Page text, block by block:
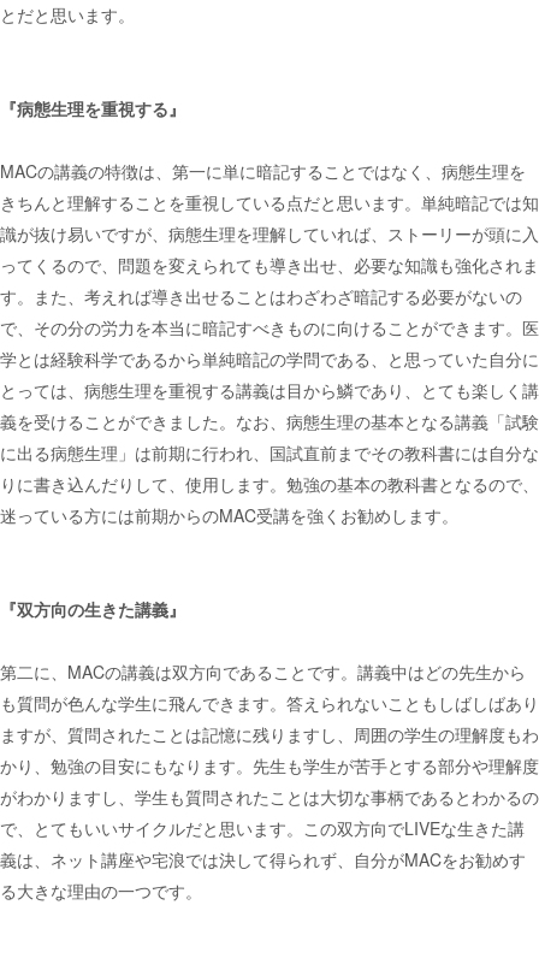
とだと思います。
『病態生理を重視する』
MACの講義の特徴は、第一に単に暗記することではなく、病態生理を
きちんと理解することを重視している点だと思います。単純暗記では知
識が抜け易いですが、病態生理を理解していれば、ストーリーが頭に入
ってくるので、問題を変えられても導き出せ、必要な知識も強化されま
す。また、考えれば導き出せることはわざわざ暗記する必要がないの
で、その分の労力を本当に暗記すべきものに向けることができます。医
学とは経験科学であるから単純暗記の学問である、と思っていた自分に
とっては、病態生理を重視する講義は目から鱗であり、とても楽しく講
義を受けることができました。なお、病態生理の基本となる講義「試験
に出る病態生理」は前期に行われ、国試直前までその教科書には自分な
りに書き込んだりして、使用します。勉強の基本の教科書となるので、
迷っている方には前期からのMAC受講を強くお勧めします。
『双方向の生きた講義』
第二に、MACの講義は双方向であることです。講義中はどの先生から
も質問が色んな学生に飛んできます。答えられないこともしばしばあり
ますが、質問されたことは記憶に残りますし、周囲の学生の理解度もわ
かり、勉強の目安にもなります。先生も学生が苦手とする部分や理解度
がわかりますし、学生も質問されたことは大切な事柄であるとわかるの
で、とてもいいサイクルだと思います。この双方向でLIVEな生きた講
義は、ネット講座や宅浪では決して得られず、自分がMACをお勧めす
る大きな理由の一つです。